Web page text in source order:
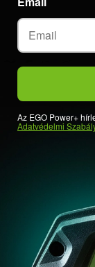
Az EGO Power+
Adatvédelmi